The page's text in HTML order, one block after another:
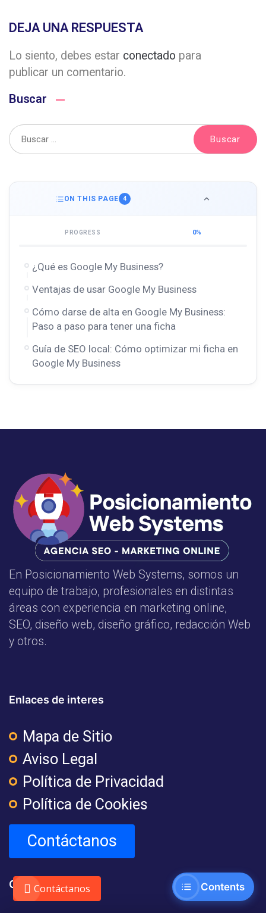
DEJA UNA RESPUESTA
Lo siento, debes estar conectado para
publicar un comentario.
Buscar
ON THIS PAGE 4
PROGRESS 0%
¿Qué es Google My Business?
Ventajas de usar Google My Business
Cómo darse de alta en Google My Business:
Paso a paso para tener una ficha
Guía de SEO local: Cómo optimizar mi ficha en
Google My Business
En Posicionamiento Web Systems, somos un
equipo de trabajo, profesionales en distintas
áreas con experiencia en marketing online,
SEO, diseño web, diseño gráfico, redacción Web
y otros.
Enlaces de interes
Mapa de Sitio
Aviso Legal
Política de Privacidad
Política de Cookies
Contáctanos
Contacto Contents
Contáctanos